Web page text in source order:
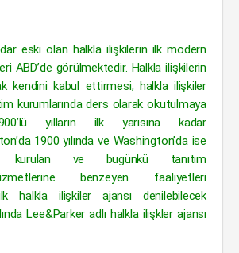
eski olan halkla ilişkilerin ilk modern
ABD’de görülmektedir. Halkla ilişkilerin
kendini kabul ettirmesi, halkla ilişkiler
kurumlarında ders olarak okutulmaya
yılların ilk yarısına kadar
1900 yılında ve Washington’da ise
kurulan ve bugünkü tanıtım
benzeyen faaliyetleri
halkla ilişkiler ajansı denilebilecek
Lee&Parker adlı halkla ilişkler ajansı